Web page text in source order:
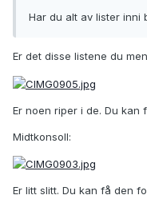
Har du alt av lister inni
Er det disse listene du
Er noen riper i de. Du kan
Midtkonsoll:
Er litt slitt. Du kan få den